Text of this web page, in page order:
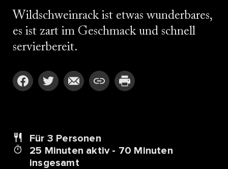
Wildschweinrack ist etwas wunderbares,
es ist zart im Geschmack und schnell
servierbereit.
Für 3 Personen
25 Minuten aktiv - 70 Minuten
insgesamt